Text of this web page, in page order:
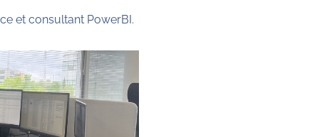
et consultant PowerBI.